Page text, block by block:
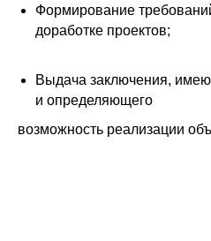
Формирование
доработке проектов;
Выдача заключения,
и определяющего
возможность реализации